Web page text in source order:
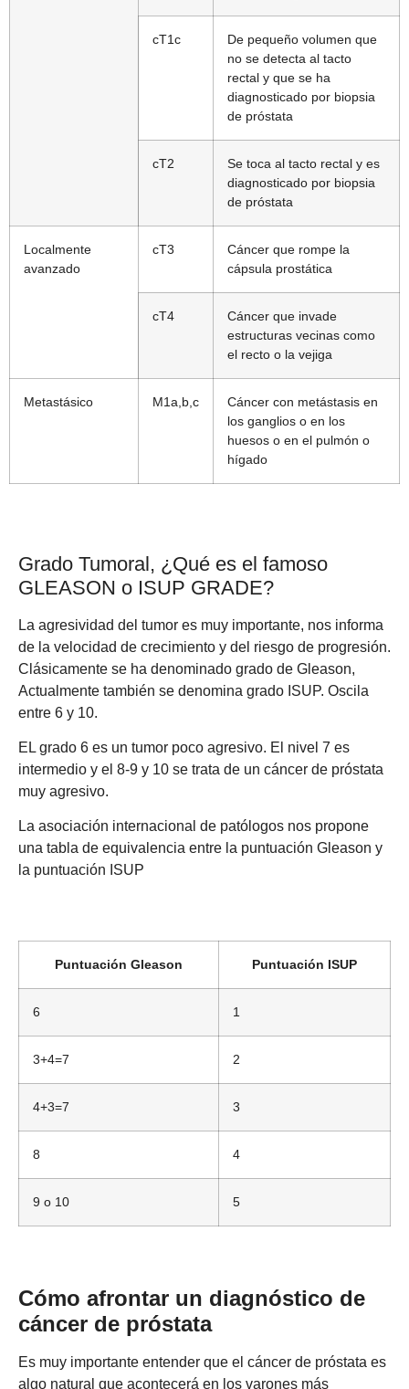
cT1c
De pequeño volumen que
no se detecta al tacto
rectal y que se ha
diagnosticado por biopsia
de próstata
cT2
Se toca al tacto rectal y es
diagnosticado por biopsia
de próstata
Localmente
avanzado
cT3
Cáncer que rompe la
cápsula prostática
cT4
Cáncer que invade
estructuras vecinas como
el recto o la vejiga
Metastásico M1a,b,c
Cáncer con metástasis en
los ganglios o en los
huesos o en el pulmón o
hígado
Grado Tumoral, ¿Qué es el famoso
GLEASON o ISUP GRADE?
La agresividad del tumor es muy importante, nos informa
de la velocidad de crecimiento y del riesgo de progresión.
Clásicamente se ha denominado grado de Gleason,
Actualmente también se denomina grado ISUP. Oscila
entre 6 y 10.
EL grado 6 es un tumor poco agresivo. El nivel 7 es
intermedio y el 8-9 y 10 se trata de un cáncer de próstata
muy agresivo.
La asociación internacional de patólogos nos propone
una tabla de equivalencia entre la puntuación Gleason y
la puntuación ISUP
Puntuación Gleason Puntuación ISUP
6 1
3+4=7 2
4+3=7 3
8 4
9 o 10 5
Cómo afrontar un diagnóstico de
cáncer de próstata
Es muy importante entender que el cáncer de próstata es
algo natural que acontecerá en los varones más